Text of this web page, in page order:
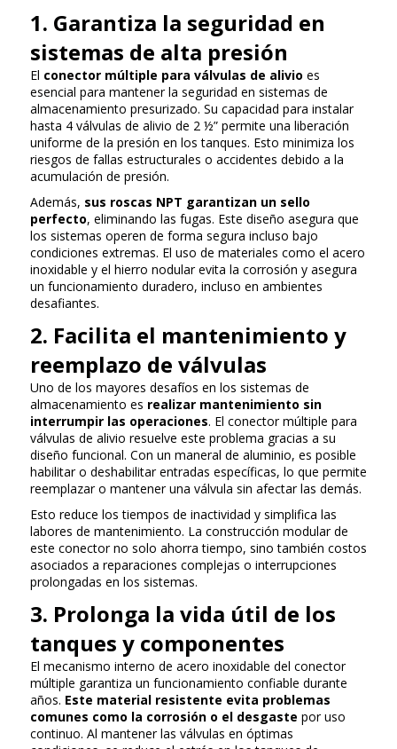
1. Garantiza la seguridad en
sistemas de alta presión
El conector múltiple para válvulas de alivio es
esencial para mantener la seguridad en sistemas de
almacenamiento presurizado. Su capacidad para instalar
hasta 4 válvulas de alivio de 2 ½” permite una liberación
uniforme de la presión en los tanques. Esto minimiza los
riesgos de fallas estructurales o accidentes debido a la
acumulación de presión.
Además, sus roscas NPT garantizan un sello
perfecto, eliminando las fugas. Este diseño asegura que
los sistemas operen de forma segura incluso bajo
condiciones extremas. El uso de materiales como el acero
inoxidable y el hierro nodular evita la corrosión y asegura
un funcionamiento duradero, incluso en ambientes
desafiantes.
2. Facilita el mantenimiento y
reemplazo de válvulas
Uno de los mayores desafíos en los sistemas de
almacenamiento es realizar mantenimiento sin
interrumpir las operaciones. El conector múltiple para
válvulas de alivio resuelve este problema gracias a su
diseño funcional. Con un maneral de aluminio, es posible
habilitar o deshabilitar entradas específicas, lo que permite
reemplazar o mantener una válvula sin afectar las demás.
Esto reduce los tiempos de inactividad y simplifica las
labores de mantenimiento. La construcción modular de
este conector no solo ahorra tiempo, sino también costos
asociados a reparaciones complejas o interrupciones
prolongadas en los sistemas.
3. Prolonga la vida útil de los
tanques y componentes
El mecanismo interno de acero inoxidable del conector
múltiple garantiza un funcionamiento confiable durante
años. Este material resistente evita problemas
comunes como la corrosión o el desgaste por uso
continuo. Al mantener las válvulas en óptimas